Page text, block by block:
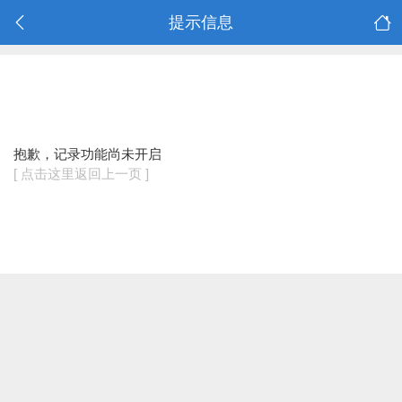
提示信息
抱歉，记录功能尚未开启
[ 点击这里返回上一页 ]